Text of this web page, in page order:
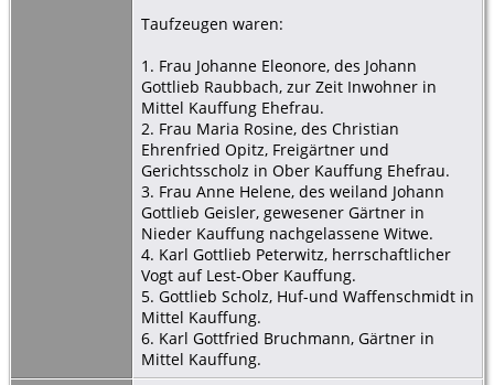
Taufzeugen waren:
1. Frau Johanne Eleonore, des Johann
Gottlieb Raubbach, zur Zeit Inwohner in
Mittel Kauffung Ehefrau.
2. Frau Maria Rosine, des Christian
Ehrenfried Opitz, Freigärtner und
Gerichtsscholz in Ober Kauffung Ehefrau.
3. Frau Anne Helene, des weiland Johann
Gottlieb Geisler, gewesener Gärtner in
Nieder Kauffung nachgelassene Witwe.
4. Karl Gottlieb Peterwitz, herrschaftlicher
Vogt auf Lest-Ober Kauffung.
5. Gottlieb Scholz, Huf-und Waffenschmidt in
Mittel Kauffung.
6. Karl Gottfried Bruchmann, Gärtner in
Mittel Kauffung.